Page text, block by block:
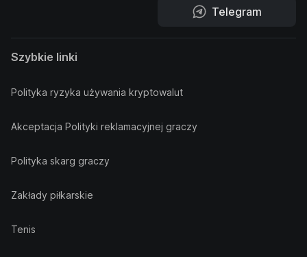
Telegram
Szybkie linki
Polityka ryzyka używania kryptowalut
Akceptacja Polityki reklamacyjnej graczy
Polityka skarg graczy
Zakłady piłkarskie
Tenis